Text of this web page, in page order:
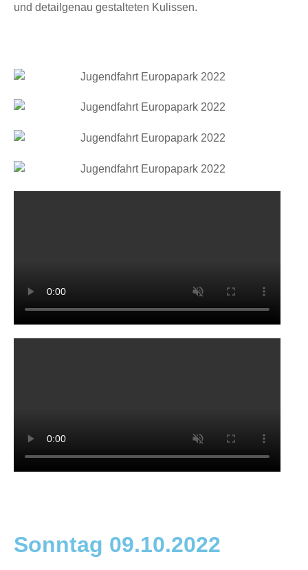
und detailgenau gestalteten Kulissen.
Sonntag 09.10.2022